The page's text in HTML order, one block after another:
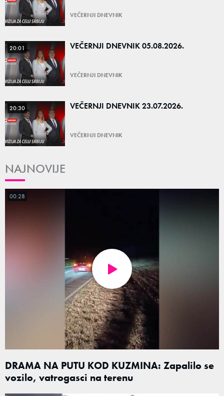
VEČERNJI DNEVNIK
20:01 VEČERNJI DNEVNIK 05.08.2026.
VEČERNJI DNEVNIK
20:30 VEČERNJI DNEVNIK 23.07.2026.
VEČERNJI DNEVNIK
NAJNOVIJE
DRAMA NA PUTU KOD KUZMINA: Zapalilo se
vozilo, vatrogasci na terenu
00:28